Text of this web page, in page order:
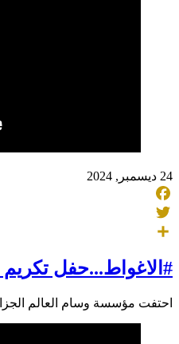
24 ديسمبر, 2024
Facebook
Twitter
#الاغواط...حفل تكريم
احتفت مؤسسة وسام العالم